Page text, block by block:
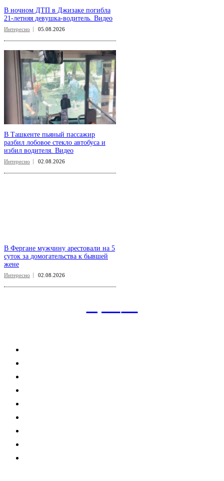
В ночном ДТП в Джизаке погибла
21-летняя девушка-водитель. Видео
Интересно 05.08.2026
В Ташкенте пьяный пассажир
разбил лобовое стекло автобуса и
избил водителя. Видео
Интересно 02.08.2026
В Фергане мужчину арестовали на 5
суток за домогательства к бывшей
жене
Интересно 02.08.2026